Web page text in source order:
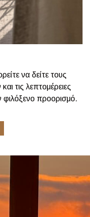
να δείτε τους
τις λεπτομέρειες
προορισμό.